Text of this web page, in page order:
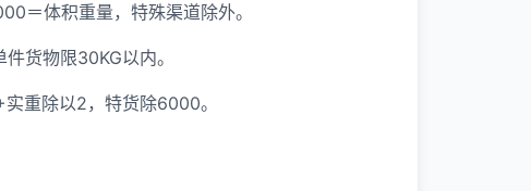
＝体积重量，特殊渠道除外。
货物限30KG以内。
重除以2，特货除6000。